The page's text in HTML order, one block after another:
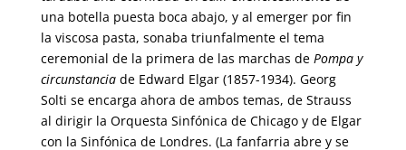
una botella puesta boca abajo, y al emerger por fin
la viscosa pasta, sonaba triunfalmente el tema
ceremonial de la primera de las marchas de Pompa y
circunstanciade Edward Elgar (1857-1934). Georg
Solti se encarga ahora de ambos temas, de Strauss
al dirigir la Orquesta Sinfónica de Chicago y de Elgar
con la Sinfónica de Londres. (La fanfarria abre y se